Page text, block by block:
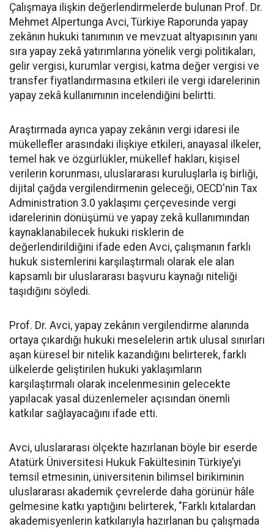
Çalışmaya ilişkin değerlendirmelerde bulunan Prof. Dr.
Mehmet Alpertunga Avci, Türkiye Raporunda yapay
zekânın hukuki tanımının ve mevzuat altyapısının yanı
sıra yapay zekâ yatırımlarına yönelik vergi politikaları,
gelir vergisi, kurumlar vergisi, katma değer vergisi ve
transfer fiyatlandırmasına etkileri ile vergi idarelerinin
yapay zekâ kullanımının incelendiğini belirtti.
Araştırmada ayrıca yapay zekânın vergi idaresi ile
mükellefler arasındaki ilişkiye etkileri, anayasal ilkeler,
temel hak ve özgürlükler, mükellef hakları, kişisel
verilerin korunması, uluslararası kuruluşlarla iş birliği,
dijital çağda vergilendirmenin geleceği, OECD'nin Tax
Administration 3.0 yaklaşımı çerçevesinde vergi
idarelerinin dönüşümü ve yapay zekâ kullanımından
kaynaklanabilecek hukuki risklerin de
değerlendirildiğini ifade eden Avci, çalışmanın farklı
hukuk sistemlerini karşılaştırmalı olarak ele alan
kapsamlı bir uluslararası başvuru kaynağı niteliği
taşıdığını söyledi.
Prof. Dr. Avci, yapay zekânın vergilendirme alanında
ortaya çıkardığı hukuki meselelerin artık ulusal sınırları
aşan küresel bir nitelik kazandığını belirterek, farklı
ülkelerde geliştirilen hukuki yaklaşımların
karşılaştırmalı olarak incelenmesinin gelecekte
yapılacak yasal düzenlemeler açısından önemli
katkılar sağlayacağını ifade etti.
Avci, uluslararası ölçekte hazırlanan böyle bir eserde
Atatürk Üniversitesi Hukuk Fakültesinin Türkiye’yi
temsil etmesinin, üniversitenin bilimsel birikiminin
uluslararası akademik çevrelerde daha görünür hâle
gelmesine katkı yaptığını belirterek, "Farklı kıtalardan
akademisyenlerin katkılarıyla hazırlanan bu çalışmada